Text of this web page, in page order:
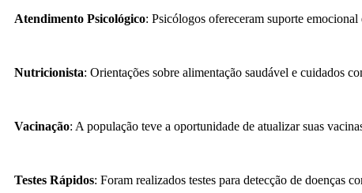
Atendimento Psicológico: Psicólogos ofereceram suporte emocional
Nutricionista: Orientações sobre alimentação saudável e cuidados
Vacinação: A população teve a oportunidade de atualizar suas
Testes Rápidos: Foram realizados testes para detecção de doenças